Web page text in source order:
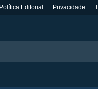
Política Editorial Privacidade